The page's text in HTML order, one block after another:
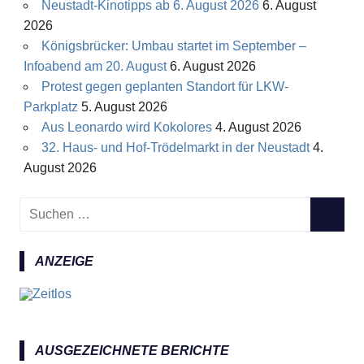
Neustadt-Kinotipps ab 6. August 2026 6. August
2026
Königsbrücker: Umbau startet im September –
Infoabend am 20. August 6. August 2026
Protest gegen geplanten Standort für LKW-
Parkplatz 5. August 2026
Aus Leonardo wird Kokolores 4. August 2026
32. Haus- und Hof-Trödelmarkt in der Neustadt 4.
August 2026
c
h
e
ANZEIGE
AUSGEZEICHNETE BERICHTE